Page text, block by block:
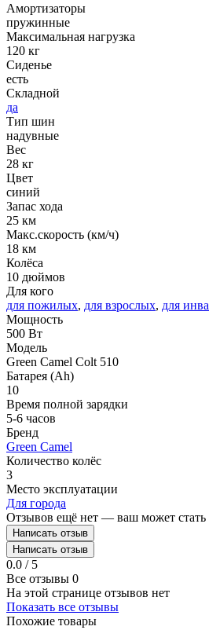
Амортизаторы
пружинные
Максимальная нагрузка
120 кг
Сиденье
есть
Складной
да
Тип шин
надувные
Вес
28 кг
Цвет
синий
Запас хода
25 км
Макс.скорость (км/ч)
18 км
Колёса
10 дюймов
Для кого
для пожилых, для взрослых, для
Мощность
500 Вт
Модель
Green Camel Colt 510
Батарея (Ah)
10
Время полной зарядки
5-6 часов
Бренд
Green Camel
Количество колёс
3
Место эксплуатации
Для города
Отзывов ещё нет — ваш может
Написать отзыв
Написать отзыв
0.0 / 5
Все отзывы 0
На этой странице отзывов нет
Показать все отзывы
Похожие товары